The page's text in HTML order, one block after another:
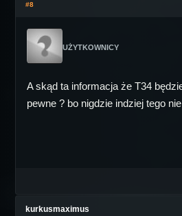
#8
UŻYTKOWNICY
A skąd ta informacja że T34
pewne ? bo nigdzie indziej tego
kurkusmaximus